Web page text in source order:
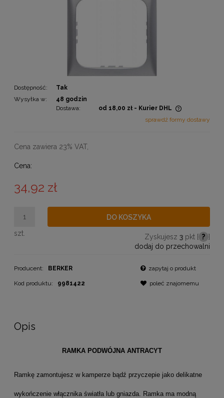
Dostępność:
Tak
Wysyłka w:
48 godzin
Dostawa:
od 18,00 zł - Kurier DHL
Cena nie zawiera ewentualnych kosztów płatności
sprawdź formy dostawy
Cena zawiera 23% VAT,
Cena:
34,92 zł
szt.
DO KOSZYKA
Zyskujesz 3pkt [ ? ]
dodaj do przechowalni
Producent: BERKER
Kod produktu: 9981422
zapytaj o produkt
poleć znajomemu
Opis
RAMKA PODWÓJNA ANTRACYT
Ramkę zamontujesz w kamperze bądź przyczepie jako delikatne
wykończenie włącznika światła lub gniazda. Ramka ma modną